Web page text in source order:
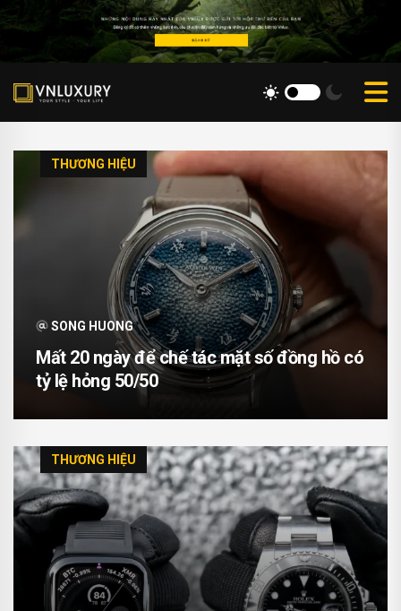
THƯƠNG HIỆU
SONG HUONG
Mất 20 ngày để chế tác mặt số đồng hồ có
tỷ lệ hỏng 50/50
THƯƠNG HIỆU